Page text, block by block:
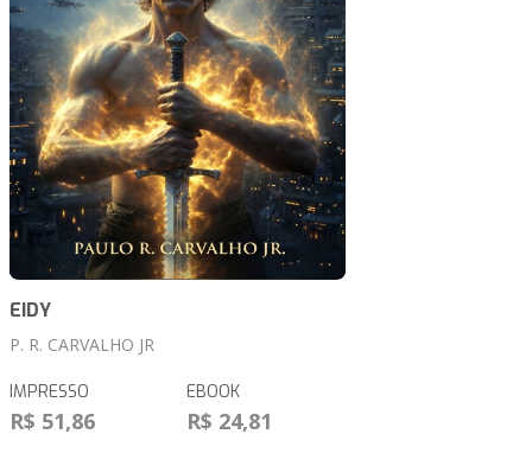
EIDY
P. R. CARVALHO JR
IMPRESSO
R$ 51,86
EBOOK
R$ 24,81